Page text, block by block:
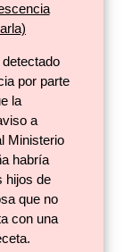
por parte
la
a
Ministerio
habría
hijos de
que no
con una